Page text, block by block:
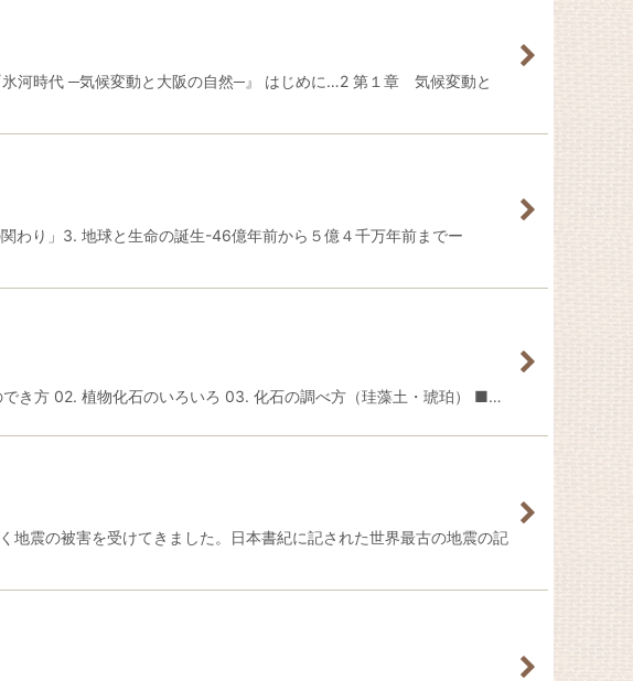
河時代 ─気候変動と大阪の自然─』 はじめに…2 第１章 気候変動と
わり」3. 地球と生命の誕生-46億年前から５億４千万年前までー
き方 02. 植物化石のいろいろ 03. 化石の調べ方（珪藻土・琥珀） ■…
震の被害を受けてきました。日本書紀に記された世界最古の地震の記